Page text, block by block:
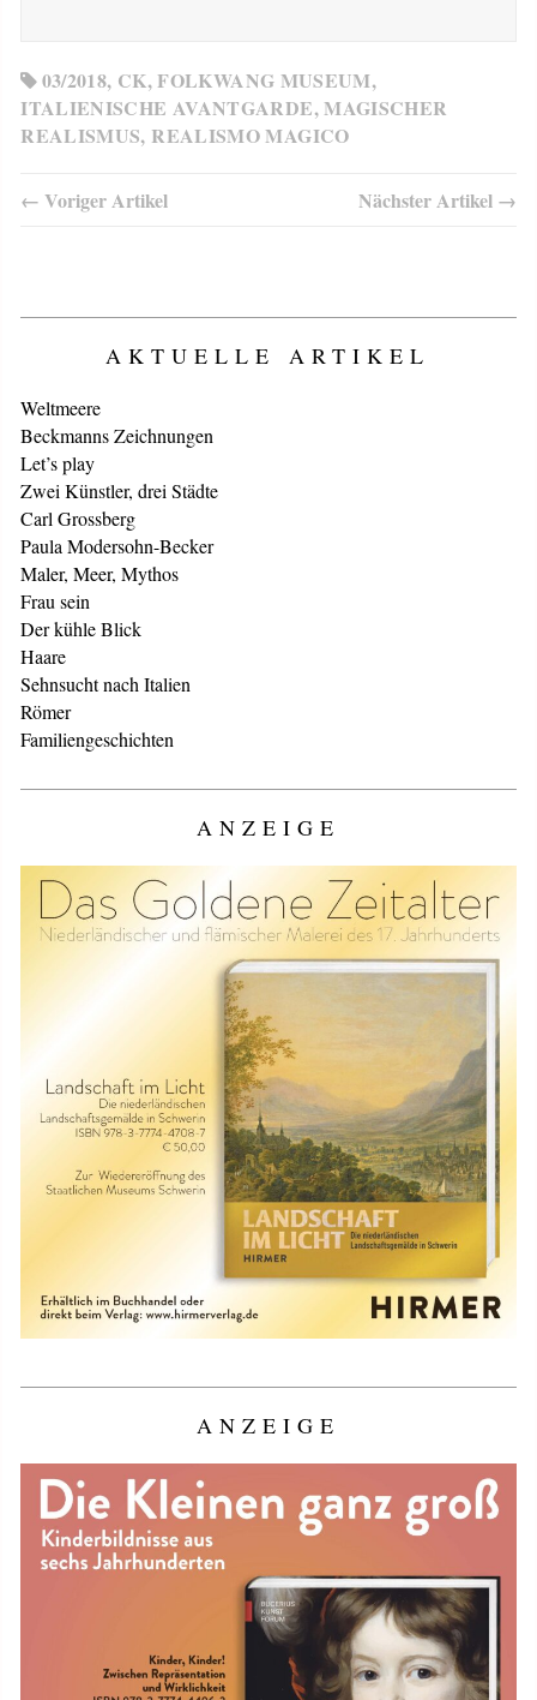
03/2018, CK,FOLKWANG MUSEUM,
ITALIENISCHE AVANTGARDE,MAGISCHER
REALISMUS, REALISMO MAGICO
← Voriger Artikel Nächster Artikel →
AKTUELLE ARTIKEL
Weltmeere
Beckmanns Zeichnungen
Let’s play
Zwei Künstler, drei Städte
Carl Grossberg
Paula Modersohn-Becker
Maler, Meer, Mythos
Frau sein
Der kühle Blick
Haare
Sehnsucht nach Italien
Römer
Familiengeschichten
ANZEIGE
ANZEIGE